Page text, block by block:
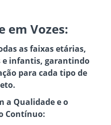
em Vozes:
as faixas etárias,
infantis, garantindo
para cada tipo de
a Qualidade e o
Contínuo: